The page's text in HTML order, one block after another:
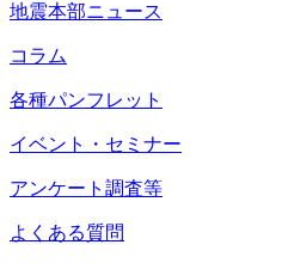
地震本部ニュース
コラム
各種パンフレット
イベント・セミナー
アンケート調査等
よくある質問